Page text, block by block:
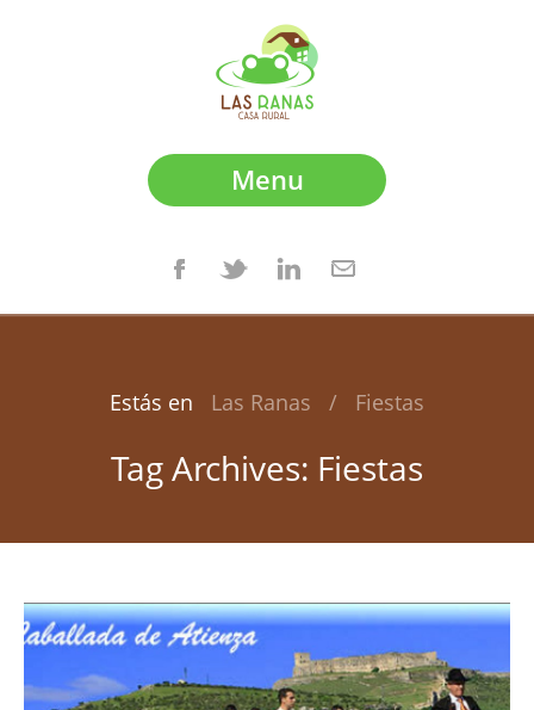
Menu
Estás en Las Ranas / Fiestas
Tag Archives: Fiestas